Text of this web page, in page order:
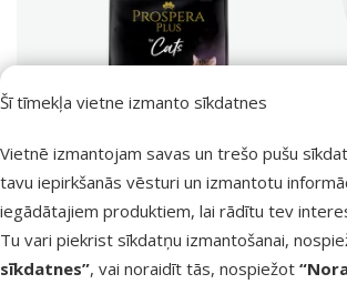
Šī tīmekļa vietne izmanto sīkdatnes
Vietnē izmantojam savas un trešo pušu
tavu iepirkšanās vēsturi un izmantotu
iegādātajiem produktiem, lai rādītu tev
Tu vari piekrist sīkdatņu izmantošanai,
sīkdatnes”, vai noraidīt tās, nospiežot
Barība kaķēniem –
Prospera Plus Kitten
Chicken Healthy
Development, 7 kg